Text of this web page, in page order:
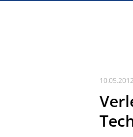
10.05.2012